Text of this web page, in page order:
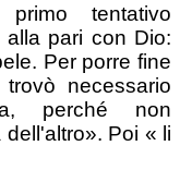
tentativo
alla pari con Dio:
Per porre fine
necessario
perché non
Poi « li